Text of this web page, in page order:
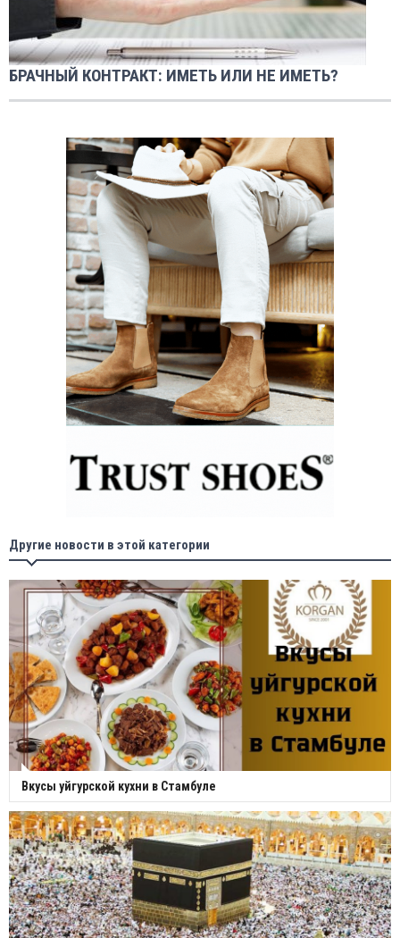
БРАЧНЫЙ КОНТРАКТ: ИМЕТЬ ИЛИ НЕ ИМЕТЬ?
Другие новости в этой категории
Вкусы уйгурской кухни в Стамбуле